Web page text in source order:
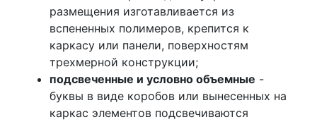
размещения изготавливается из
вспененных полимеров, крепится к
каркасу или панели, поверхностям
трехмерной конструкции;
подсвеченные и условно объемные -
буквы в виде коробов или вынесенных на
каркас элементов подсвечиваются